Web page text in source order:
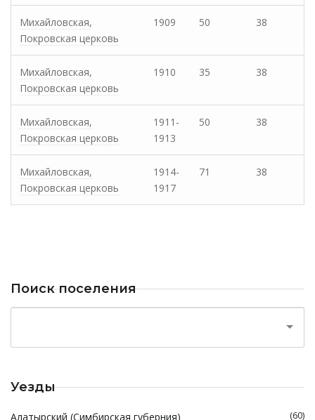
Михайловская,
Покровская церковь
1909 50 38
Михайловская,
Покровская церковь
1910 35 38
Михайловская,
Покровская церковь
1911-
1913
50 38
Михайловская,
Покровская церковь
1914-
1917
71 38
Поиск поселения
Уезды
Алатырский (Симбирская губерния) (60)